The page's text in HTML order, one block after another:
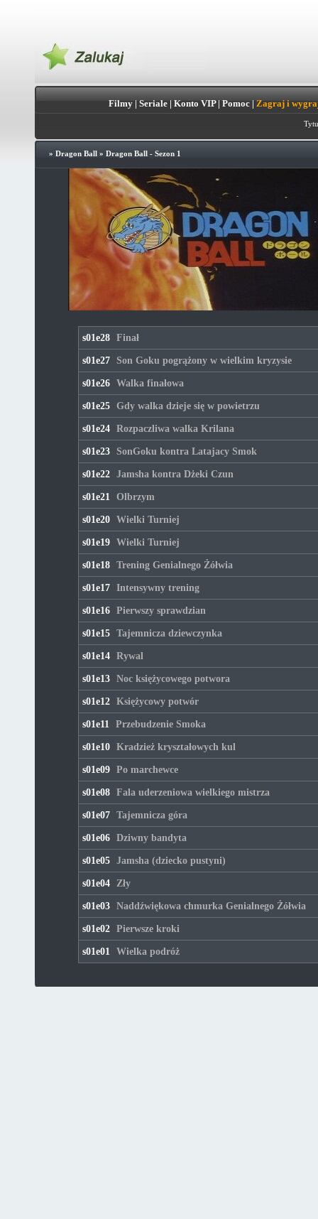
Filmy| Seriale| Konto VIP| Pomoc| Zagraj i
» Dragon Ball» Dragon Ball - Sezon 1
s01e28 Finał
s01e27 Son Goku pogrążony w wielkim kryzysie
s01e26 Walka finałowa
s01e25 Gdy walka dzieje się w powietrzu
s01e24 Rozpaczliwa walka Krilana
s01e23 SonGoku kontra Latajacy Smok
s01e22 Jamsha kontra Dżeki Czun
s01e21 Olbrzym
s01e20 Wielki Turniej
s01e19 Wielki Turniej
s01e18 Trening Genialnego Żółwia
s01e17 Intensywny trening
s01e16 Pierwszy sprawdzian
s01e15 Tajemnicza dziewczynka
s01e14 Rywal
s01e13 Noc księżycowego potwora
s01e12 Księżycowy potwór
s01e11 Przebudzenie Smoka
s01e10 Kradzież kryształowych kul
s01e09 Po marchewce
s01e08 Fala uderzeniowa wielkiego mistrza
s01e07 Tajemnicza góra
s01e06 Dziwny bandyta
s01e05 Jamsha (dziecko pustyni)
s01e04 Zły
s01e03 Naddźwiękowa chmurka Genialnego Żółwia
s01e02 Pierwsze kroki
s01e01 Wielka podróż